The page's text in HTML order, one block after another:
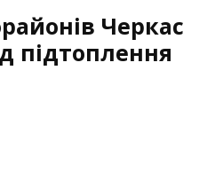
Черкас
підтоплення